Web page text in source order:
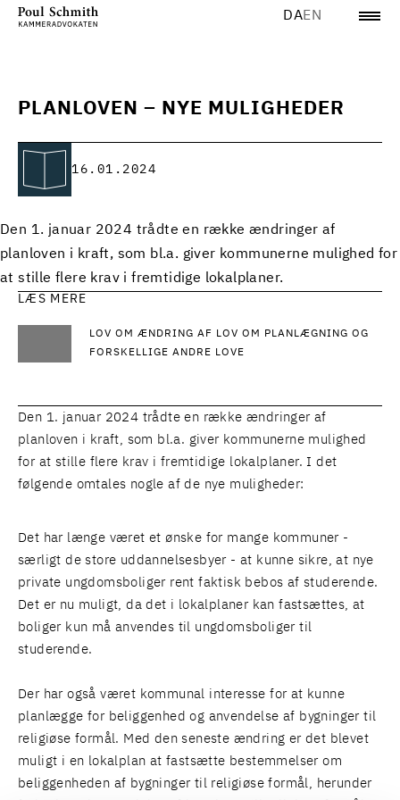
DAEN
PLANLOVEN – NYE MULIGHEDER
16.01.2024
Den 1. januar 2024 trådte en række ændringer af
planloven i kraft, som bl.a. giver kommunerne mulighed for
at stille flere krav i fremtidige lokalplaner.
LÆS MERE
LOV OM ÆNDRING AF LOV OM PLANLÆGNING OG
FORSKELLIGE ANDRE LOVE
Den 1. januar 2024 trådte en række ændringer af
planloven i kraft, som bl.a. giver kommunerne mulighed
for at stille flere krav i fremtidige lokalplaner. I det
følgende omtales nogle af de nye muligheder:
Det har længe været et ønske for mange kommuner -
særligt de store uddannelsesbyer - at kunne sikre, at nye
private ungdomsboliger rent faktisk bebos af studerende.
Det er nu muligt, da det i lokalplaner kan fastsættes, at
boliger kun må anvendes til ungdomsboliger til
studerende.
Der har også været kommunal interesse for at kunne
planlægge for beliggenhed og anvendelse af bygninger til
religiøse formål. Med den seneste ændring er det blevet
muligt i en lokalplan at fastsætte bestemmelser om
beliggenheden af bygninger til religiøse formål, herunder